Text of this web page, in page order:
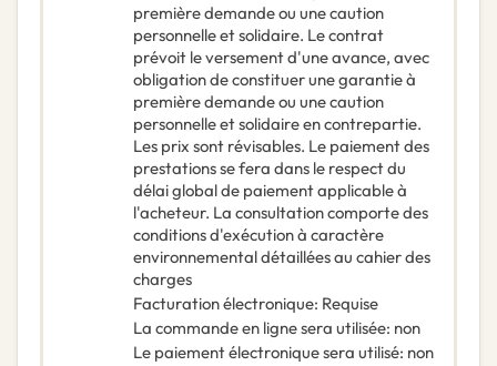
première demande ou une caution
personnelle et solidaire. Le contrat
prévoit le versement d'une avance, avec
obligation de constituer une garantie à
première demande ou une caution
personnelle et solidaire en contrepartie.
Les prix sont révisables. Le paiement des
prestations se fera dans le respect du
délai global de paiement applicable à
l'acheteur. La consultation comporte des
conditions d'exécution à caractère
environnemental détaillées au cahier des
charges
Facturation électronique: Requise
La commande en ligne sera utilisée: non
Le paiement électronique sera utilisé: non